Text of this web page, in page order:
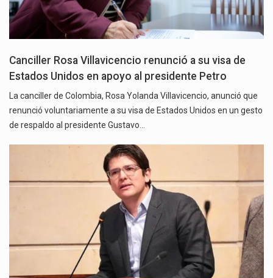
Canciller Rosa Villavicencio renunció a su visa de
Estados Unidos en apoyo al presidente Petro
La canciller de Colombia, Rosa Yolanda Villavicencio, anunció que
renunció voluntariamente a su visa de Estados Unidos en un gesto
de respaldo al presidente Gustavo…